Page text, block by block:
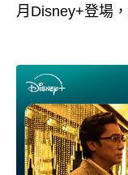
月Disney+登場